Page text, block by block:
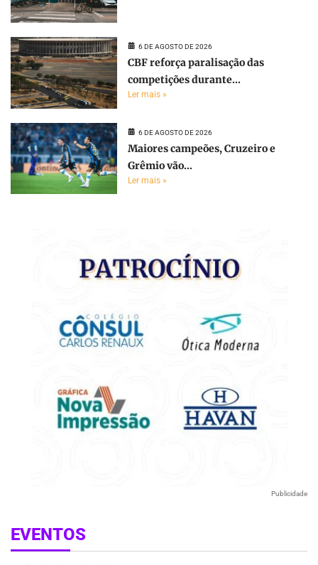
6 DE AGOSTO DE 2026
CBF reforça paralisação das
competições durante...
Ler mais »
6 DE AGOSTO DE 2026
Maiores campeões, Cruzeiro e
Grêmio vão...
Ler mais »
Publicidade
EVENTOS